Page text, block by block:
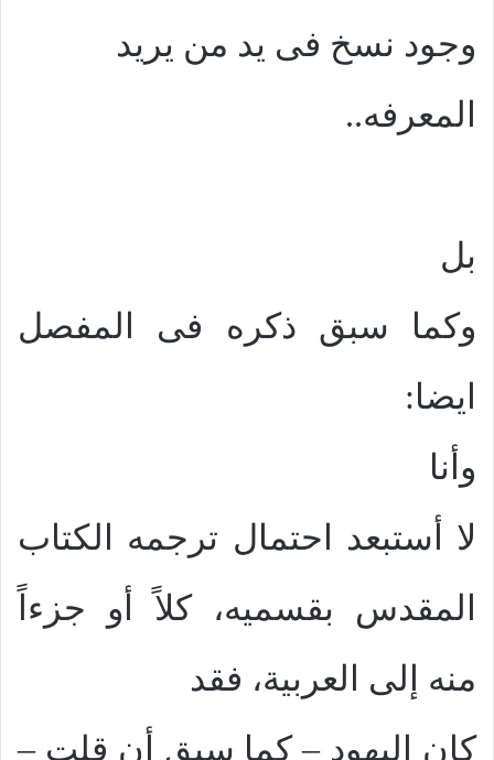
وجود نسخ فى يد من يريد
المعرفه..
بل
وكما سبق ذكره فى المفصل
ايضا:
وأنا
لا أستبعد احتمال ترجمه الكتاب
المقدس بقسميه، كلاً أو جزءاً
منه إلى العربية، فقد
كان اليهود – كما سبق أن قلت –